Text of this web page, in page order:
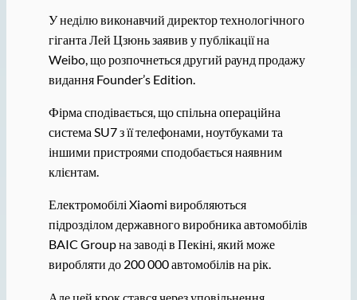
У неділю виконавчий директор технологічного
гіганта Лей Цзюнь заявив у публікації на
Weibo, що розпочнеться другий раунд продажу
видання Founder’s Edition.
Фірма сподівається, що спільна операційна
система SU7 з її телефонами, ноутбуками та
іншими пристроями сподобається наявним
клієнтам.
Електромобілі Xiaomi виробляються
підрозділом державного виробника автомобілів
BAIC Group на заводі в Пекіні, який може
виробляти до 200 000 автомобілів на рік.
Але цей крок стався через уповільнення